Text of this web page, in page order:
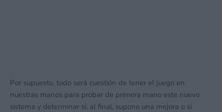
Por supuesto, todo será cuestión de tener el juego en
nuestras manos para probar de primera mano este nuevo
sistema y determinar si, al final, supone una mejora o si